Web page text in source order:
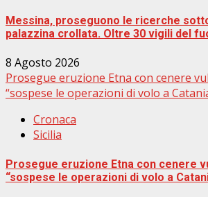
Messina, proseguono le ricerche
palazzina crollata. Oltre 30 vigili del
8 Agosto 2026
Prosegue eruzione Etna con cenere
“sospese le operazioni di volo a
Cronaca
Sicilia
Prosegue eruzione Etna con cenere
“sospese le operazioni di volo a